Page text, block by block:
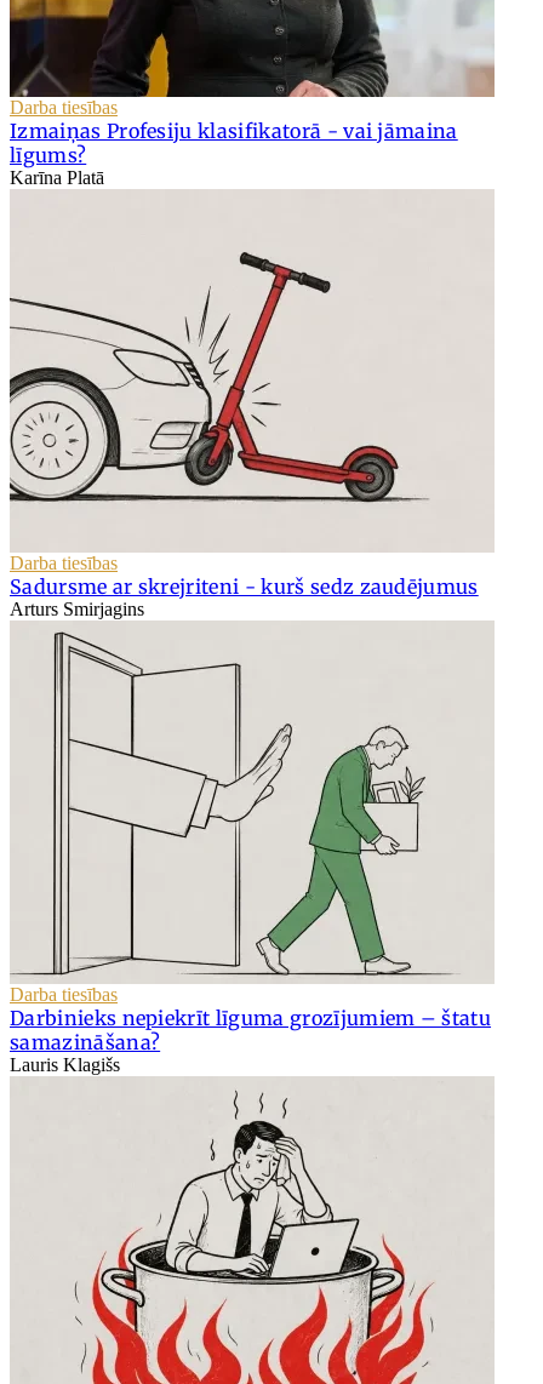
Darba tiesības
Izmaiņas Profesiju klasifikatorā - vai jāmaina
līgums?
Karīna Platā
Darba tiesības
Sadursme ar skrejriteni - kurš sedz zaudējumus
Arturs Smirjagins
Darba tiesības
Darbinieks nepiekrīt līguma grozījumiem – štatu
samazināšana?
Lauris Klagišs